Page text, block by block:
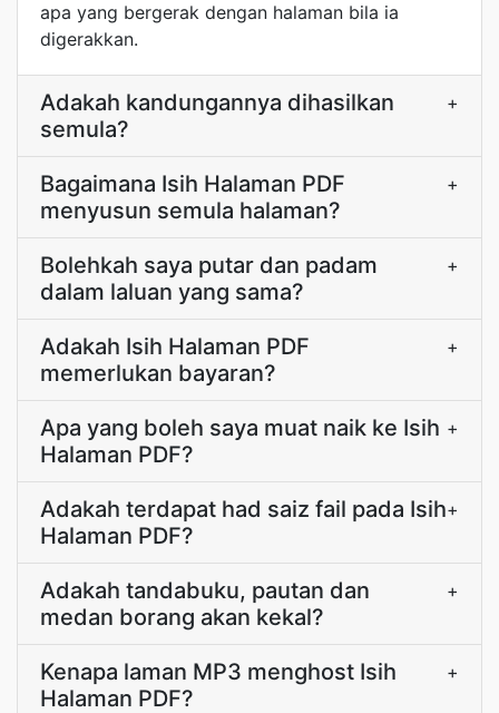
apa yang bergerak dengan halaman bila ia
digerakkan.
Adakah kandungannya dihasilkan
semula?
+
Bagaimana Isih Halaman PDF
menyusun semula halaman?
+
Bolehkah saya putar dan padam
dalam laluan yang sama?
+
Adakah Isih Halaman PDF
memerlukan bayaran?
+
Apa yang boleh saya muat naik ke Isih
Halaman PDF?
+
Adakah terdapat had saiz fail pada Isih
Halaman PDF?
+
Adakah tandabuku, pautan dan
medan borang akan kekal?
+
Kenapa laman MP3 menghost Isih
Halaman PDF?
+